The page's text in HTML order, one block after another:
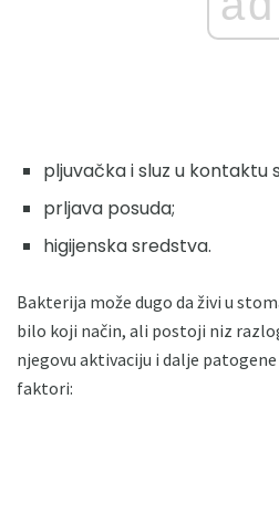
pljuvačka i sluz u kontaktu
prljava posuda;
higijenska sredstva.
Bakterija može dugo da živi u
bilo koji način, ali postoji niz
njegovu aktivaciju i dalje
faktori: